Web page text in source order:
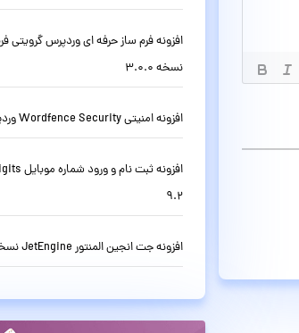
نسخه 3.0.0
افزونه امنیتی Wordfence Security وردپرس نسخه 8.1.4
9.2
افزونه جت انجین المنتور JetEngine نسخه 3.8.13.2